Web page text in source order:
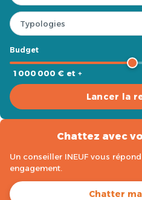
Budget
1 000 000 € et +
Lancer la
Chattez avec
Un conseiller INEUF vous
engagement.
Chatter